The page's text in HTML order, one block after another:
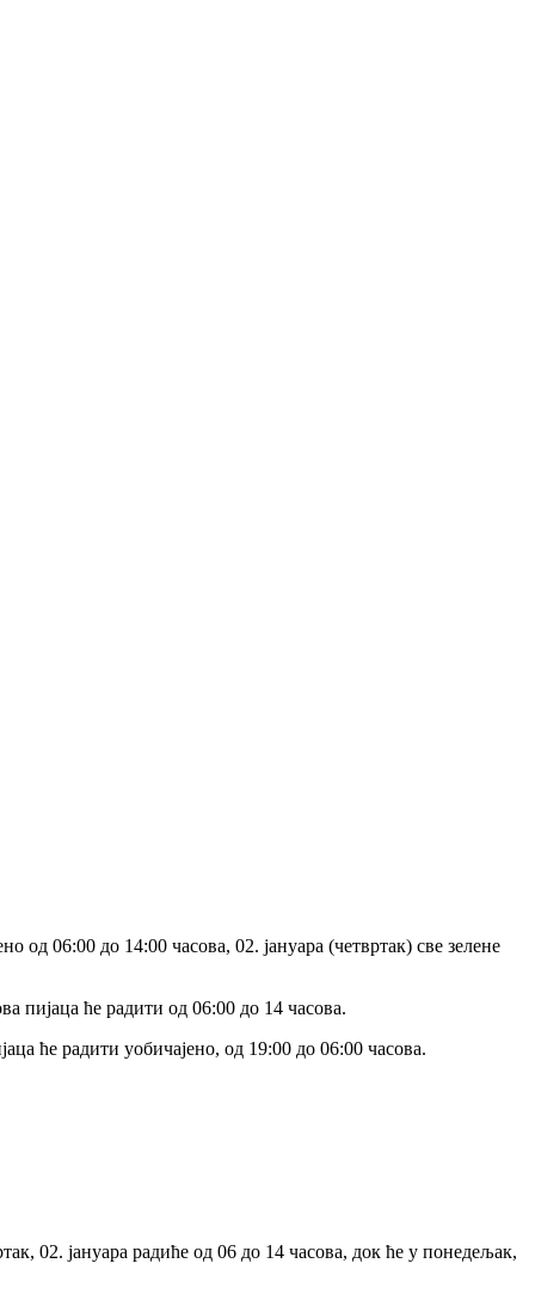
од 06:00 до 14:00 часова, 02. јануара (четвртак) све зелене
пијаца ће радити од 06:00 до 14 часова.
ће радити уобичајено, од 19:00 до 06:00 часова.
02. јануара радиће од 06 до 14 часова, док ће у понедељак,